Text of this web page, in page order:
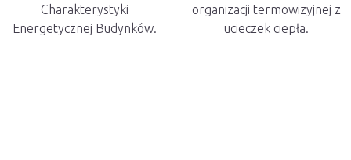
Charakterystyki
Energetycznej Budynków.
organizacji termowizyjnej z
ucieczek ciepła.